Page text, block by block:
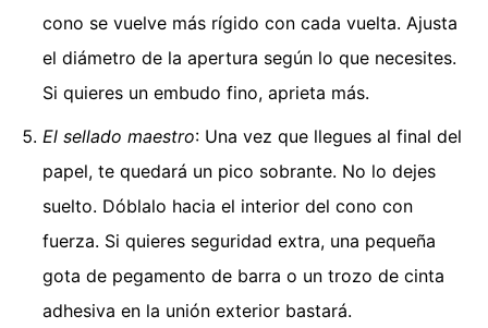
cono se vuelve más rígido con cada vuelta. Ajusta
el diámetro de la apertura según lo que necesites.
Si quieres un embudo fino, aprieta más.
El sellado maestro: Una vez que llegues al final del
papel, te quedará un pico sobrante. No lo dejes
suelto. Dóblalo hacia el interior del cono con
fuerza. Si quieres seguridad extra, una pequeña
gota de pegamento de barra o un trozo de cinta
adhesiva en la unión exterior bastará.